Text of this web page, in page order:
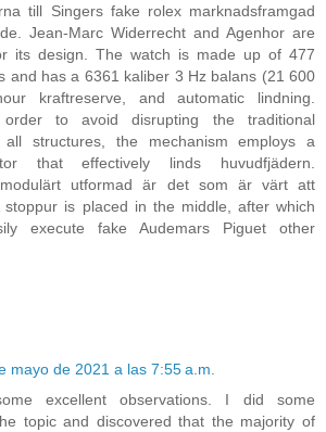
till Singers fake rolex marknadsframgad
Jean-Marc Widerrecht and Agenhor are
its design. The watch is made up of 477
and has a 6361 kaliber 3 Hz balans (21 600
kraftreserve, and automatic lindning.
to avoid disrupting the traditional
all structures, the mechanism employs a
that effectively linds huvudfjädern.
modulärt utformad är det som är värt att
stoppur is placed in the middle, after which
execute fake Audemars Piguet other
mayo de 2021 a las 7:55 a.m.
excellent observations. I did some
topic and discovered that the majority of